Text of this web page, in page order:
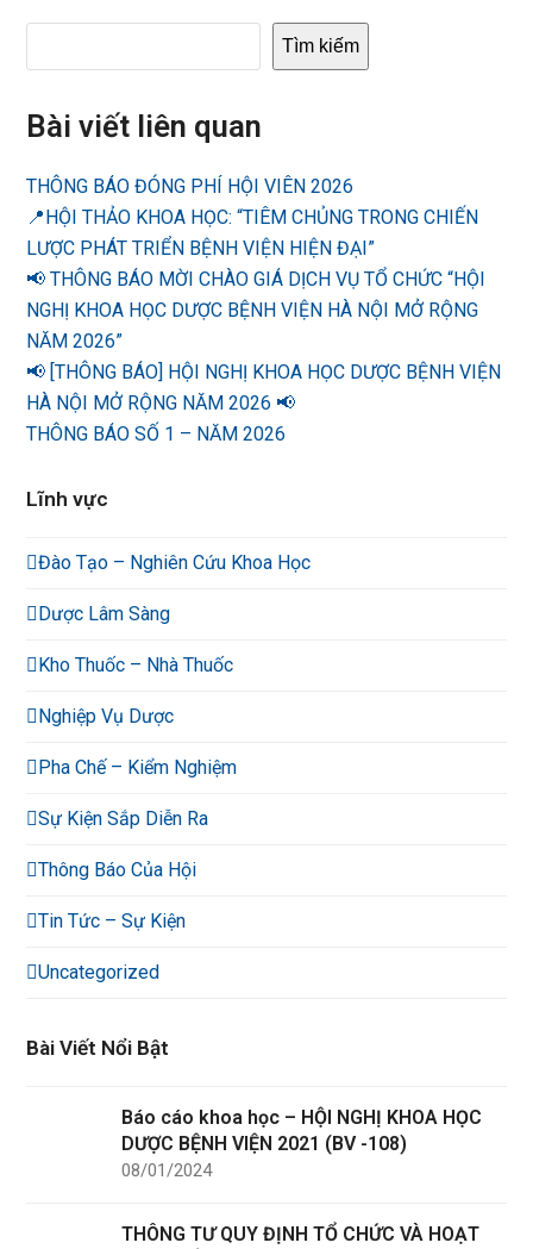
Tìm kiếm
Bài viết liên quan
THÔNG BÁO ĐÓNG PHÍ HỘI VIÊN 2026
📍HỘI THẢO KHOA HỌC: “TIÊM CHỦNG TRONG CHIẾN
LƯỢC PHÁT TRIỂN BỆNH VIỆN HIỆN ĐẠI”
📢 THÔNG BÁO MỜI CHÀO GIÁ DỊCH VỤ TỔ CHỨC “HỘI
NGHỊ KHOA HỌC DƯỢC BỆNH VIỆN HÀ NỘI MỞ RỘNG
NĂM 2026”
📢 [THÔNG BÁO] HỘI NGHỊ KHOA HỌC DƯỢC BỆNH VIỆN
HÀ NỘI MỞ RỘNG NĂM 2026 📢
THÔNG BÁO SỐ 1 – NĂM 2026
Lĩnh vực
Đào Tạo – Nghiên Cứu Khoa Học
Dược Lâm Sàng
Kho Thuốc – Nhà Thuốc
Nghiệp Vụ Dược
Pha Chế – Kiểm Nghiệm
Sự Kiện Sắp Diễn Ra
Thông Báo Của Hội
Tin Tức – Sự Kiện
Uncategorized
Bài Viết Nổi Bật
Báo cáo khoa học – HỘI NGHỊ KHOA HỌC
DƯỢC BỆNH VIỆN 2021 (BV -108)
08/01/2024
THÔNG TƯ QUY ĐỊNH TỔ CHỨC VÀ HOẠT